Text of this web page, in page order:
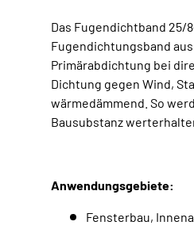
Das Fugendichtband 25/
Fugendichtungsband
Primärabdichtung bei
Dichtung gegen Wind,
wärmedämmend. So
Bausubstanz
Anwendungsgebiete:
Fensterbau,